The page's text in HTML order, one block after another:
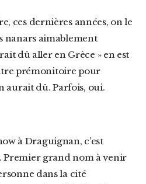
nanars aimablement
dû aller en Grèce » en est
prémonitoire pour
aurait dû. Parfois, oui.
Premier grand nom à venir
dans la cité